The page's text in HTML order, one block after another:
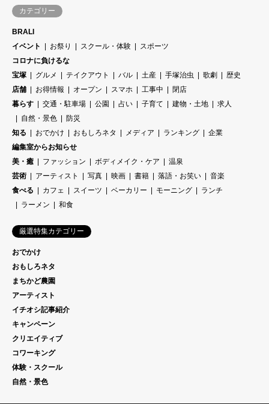
カテゴリー
BRALI
イベント
お祭り スクール・体験
スポーツ
コロナに負けるな
宝塚
グルメ テイクアウト バル 土産 手塚治虫 歌劇
歴史
店舗
お得情報 オープン スマホ 工事中
閉店
暮らす
交通・駐車場 公園 占い 子育て 建物・土地
求人
自然・景色
防災
知る
おでかけ おもしろネタ メディア ランキング
企業
編集室からお知らせ
美・癒
ファッション ボディメイク・ケア
温泉
芸術
アーティスト 写真 映画 書籍 落語・お笑い
音楽
食べる
カフェ スイーツ ベーカリー モーニング
ランチ
ラーメン
和食
厳選特集カテゴリー
おでかけ
おもしろネタ
まちかど農園
アーティスト
イチオシ記事紹介
キャンペーン
クリエイティブ
コワーキング
体験・スクール
自然・景色